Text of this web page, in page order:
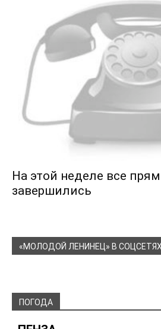
На этой неделе все
завершились
«МОЛОДОЙ ЛЕНИНЕЦ» В
ПОГОДА